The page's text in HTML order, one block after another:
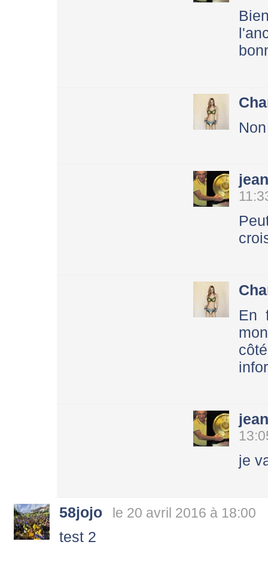
En
je
58jojo le 20 avril 2016 à 18:00
test 2